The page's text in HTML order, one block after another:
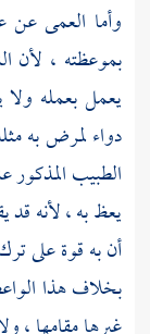
وأما العمى عن
بموعظته ، لأن
يعمل بعمله
دواء لمرض به
الطبيب
يعظ به ، لأنه قد
أن به قوة على
بخلاف هذا